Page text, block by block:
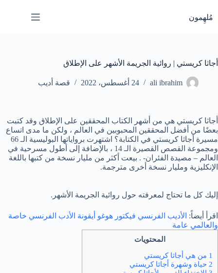
إلى
المحتوى
مُلهِمون
أجاثا كريستي | روائية الجريمة الأشهر على الإطلاق
ali ibrahim 24 أغسطس، 2022 قصة أديب
أجاثا كريستي هي من أشهر الكتاب المحققين على الإطلاق وقد كتبت
بعضًا من أفضل المحققين المحبوبين في العالم ، ولكن ما مدى اتساع
مسيرة أجاثا كريستي في الكتابة؟ اشتهرت برواياتها البوليسية الـ 66
ومجموعة القصص القصيرة الـ 14 ، بالإضافة إلى أطول مسرحية في
العالم – مصيدة الفئران- . بيعت أكثر من مليار نسخة من كتبها باللغة
الإنكليزية ومليار نسخة أخرى مترجمة.
إليك كل ما تحتاج لمعرفته حول روائية الجريمة الأشهر.
اقرأ أيضاً: الأديب الفرنسي فيكتور هوغو أيقونة الأدب الفرنسي خاصة
والعالمي عامة
المحتويات
1 من هي أجاثا كريستي
2 حياة وشهرة أجاثا كريستي